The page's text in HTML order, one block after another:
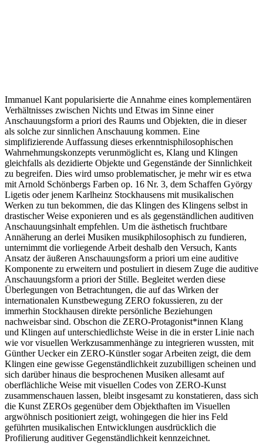
Immanuel Kant popularisierte die Annahme eines komplementären
Verhältnisses zwischen Nichts und Etwas im Sinne einer
Anschauungsform a priori des Raums und Objekten, die in dieser
als solche zur sinnlichen Anschauung kommen. Eine
simplifizierende Auffassung dieses erkenntnisphilosophischen
Wahrnehmungskonzepts verunmöglicht es, Klang und Klingen
gleichfalls als dezidierte Objekte und Gegenstände der Sinnlichkeit
zu begreifen. Dies wird umso problematischer, je mehr wir es etwa
mit Arnold Schönbergs Farben op. 16 Nr. 3, dem Schaffen György
Ligetis oder jenem Karlheinz Stockhausens mit musikalischen
Werken zu tun bekommen, die das Klingen des Klingens selbst in
drastischer Weise exponieren und es als gegenständlichen auditiven
Anschauungsinhalt empfehlen. Um die ästhetisch fruchtbare
Annäherung an derlei Musiken musikphilosophisch zu fundieren,
unternimmt die vorliegende Arbeit deshalb den Versuch, Kants
Ansatz der äußeren Anschauungsform a priori um eine auditive
Komponente zu erweitern und postuliert in diesem Zuge die auditive
Anschauungsform a priori der Stille. Begleitet werden diese
Überlegungen von Betrachtungen, die auf das Wirken der
internationalen Kunstbewegung ZERO fokussieren, zu der
immerhin Stockhausen direkte persönliche Beziehungen
nachweisbar sind. Obschon die ZERO-Protagonist*innen Klang
und Klingen auf unterschiedlichste Weise in die in erster Linie nach
wie vor visuellen Werkzusammenhänge zu integrieren wussten, mit
Günther Uecker ein ZERO-Künstler sogar Arbeiten zeigt, die dem
Klingen eine gewisse Gegenständlichkeit zuzubilligen scheinen und
sich darüber hinaus die besprochenen Musiken allesamt auf
oberflächliche Weise mit visuellen Codes von ZERO-Kunst
zusammenschauen lassen, bleibt insgesamt zu konstatieren, dass sich
die Kunst ZEROs gegenüber dem Objekthaften im Visuellen
argwöhnisch positioniert zeigt, wohingegen die hier ins Feld
geführten musikalischen Entwicklungen ausdrücklich die
Profilierung auditiver Gegenständlichkeit kennzeichnet.